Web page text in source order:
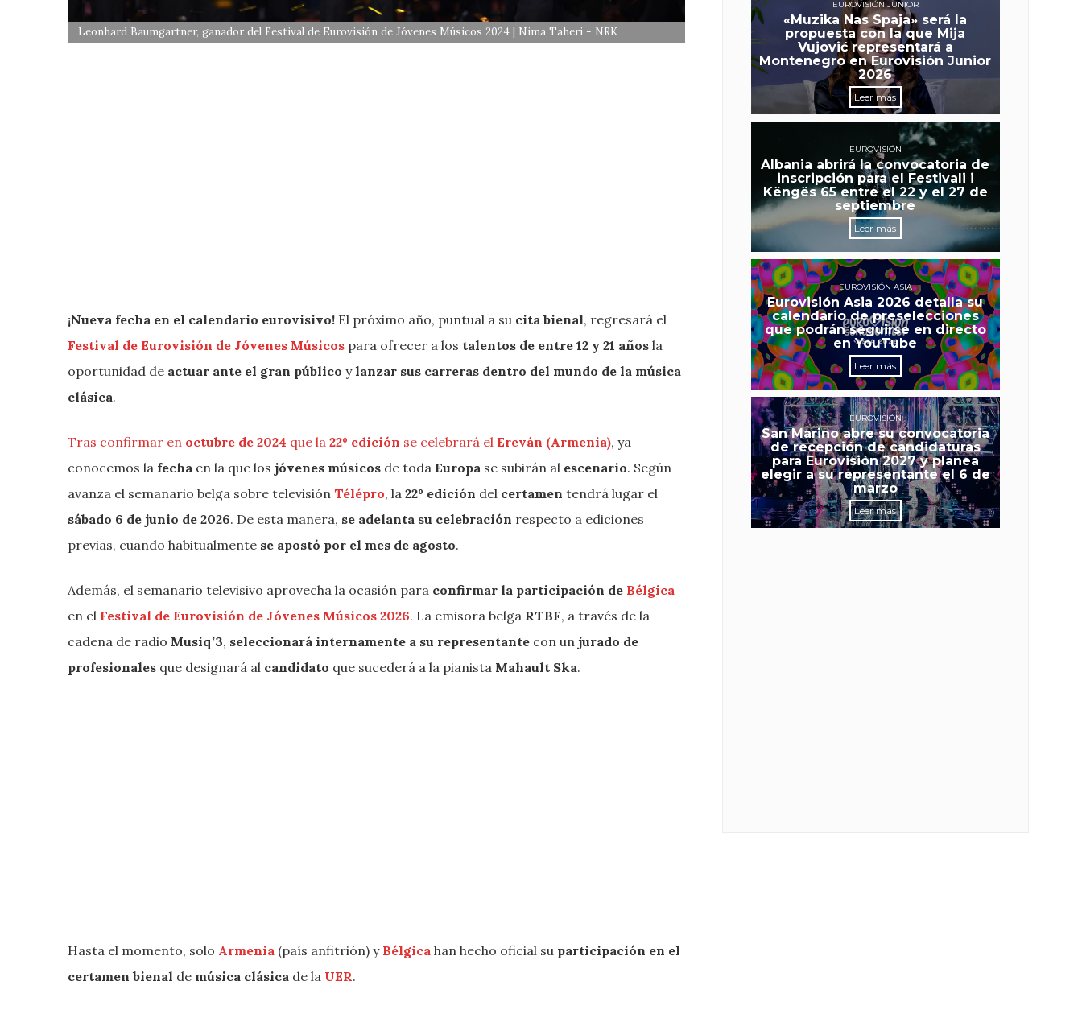
Leonhard Baumgartner, ganador del Festival de Eurovisión de Jóvenes Músicos 2024 | Nima Taheri - NRK
¡Nueva fecha en el calendario eurovisivo! El próximo año, puntual a su cita bienal, regresará el
Festival de Eurovisión de Jóvenes Músicos para ofrecer a los talentos de entre 12 y 21 años la
oportunidad de actuar ante el gran público ylanzar sus carreras dentro del mundo de la música
clásica.
Tras confirmar en octubre de 2024 que la 22º edición se celebrará el Ereván (Armenia), ya
conocemos la fecha en la que los jóvenes músicos de toda Europa se subirán al escenario. Según
avanza el semanario belga sobre televisión Télépro, la 22º edición del certamen tendrá lugar el
sábado 6 de junio de 2026. De esta manera, se adelanta su celebración respecto a ediciones
previas, cuando habitualmente se apostó por el mes de agosto.
Además, el semanario televisivo aprovecha la ocasión para confirmar la participación de Bélgica
en el Festival de Eurovisión de Jóvenes Músicos 2026. La emisora belga RTBF, a través de la
cadena ​​de radio Musiq’3, seleccionará internamente a su representante con un jurado de
profesionales que designará al candidato que sucederá a la pianista Mahault Ska.
Hasta el momento, solo Armenia (país anfitrión) y Bélgica han hecho oficial su participación en el
certamen bienal de música clásica de la UER.
EUROVISIÓN JUNIOR
«Muzika Nas Spaja» será la
propuesta con la que Mija
Vujović representará a
Montenegro en Eurovisión Junior
2026
Leer más
EUROVISIÓN
Albania abrirá la convocatoria de
inscripción para el Festivali i
Këngës 65 entre el 22 y el 27 de
septiembre
Leer más
EUROVISIÓN ASIA
Eurovisión Asia 2026 detalla su
calendario de preselecciones
que podrán seguirse en directo
en YouTube
Leer más
EUROVISIÓN
San Marino abre su convocatoria
de recepción de candidaturas
para Eurovisión 2027 y planea
elegir a su representante el 6 de
marzo
Leer más